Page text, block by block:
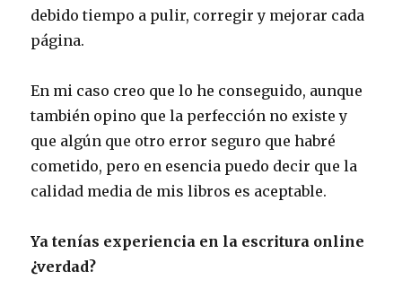
debido tiempo a pulir, corregir y mejorar cada
página.
En mi caso creo que lo he conseguido, aunque
también opino que la perfección no existe y
que algún que otro error seguro que habré
cometido, pero en esencia puedo decir que la
calidad media de mis libros es aceptable.
Ya tenías experiencia en la escritura online
¿verdad?